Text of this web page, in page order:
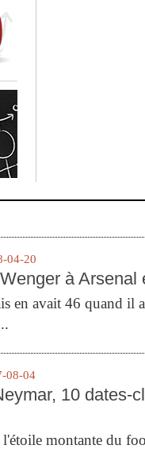
04-20
à Arsenal
en avait 46 quand il
08-04
10 dates-
montante du